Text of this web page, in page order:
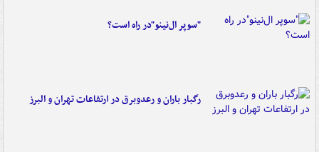
"سوپر ال‌نینو"در راه است؟
رگبار باران و رعدوبرق در ارتفاعات تهران و البرز